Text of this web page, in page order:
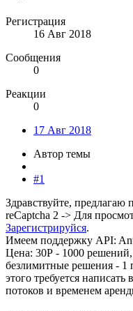
Регистрация
16 Авг 2018
Сообщения
0
Реакции
0
17 Авг 2018
Автор темы
#1
Здравствуйте,
reCaptcha 2 -> Для
Зарегистрируйся.
Имеем поддержку API:
Цена: 30Р - 1000 решений,
безлимитные решения - 1
этого требуется
потоков и временем